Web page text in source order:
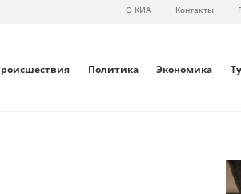
О КИА Контакты
Политика Экономика